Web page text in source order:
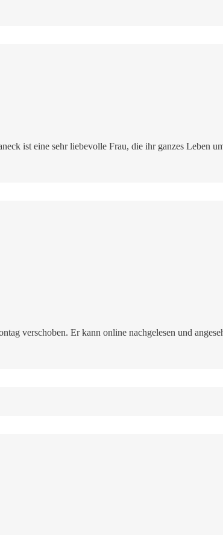
ist eine sehr liebevolle Frau, die ihr ganzes Leben
verschoben. Er kann online nachgelesen und